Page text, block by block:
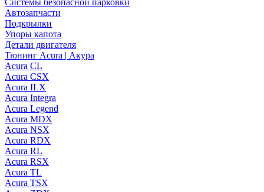
Системы безопасной парковки
Автозапчасти
Подкрылки
Упоры капота
Детали двигателя
Тюнинг Acura | Акура
Acura CL
Acura CSX
Acura ILX
Acura Integra
Acura Legend
Acura MDX
Acura NSX
Acura RDX
Acura RL
Acura RSX
Acura TL
Acura TSX